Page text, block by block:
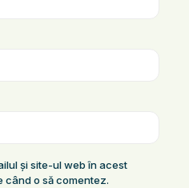
și site-ul web în acest
când o să comentez.